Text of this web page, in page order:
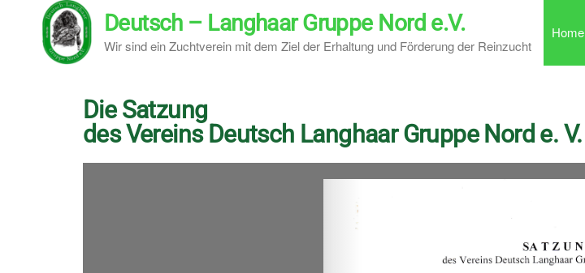
Deutsch – Langhaar Gruppe Nord e.V.
Wir sind ein Zuchtverein mit dem Ziel der Erhaltung und Förderung der Reinzucht
Home
Die Satzung
des Vereins Deutsch Langhaar Gruppe Nord e. V.